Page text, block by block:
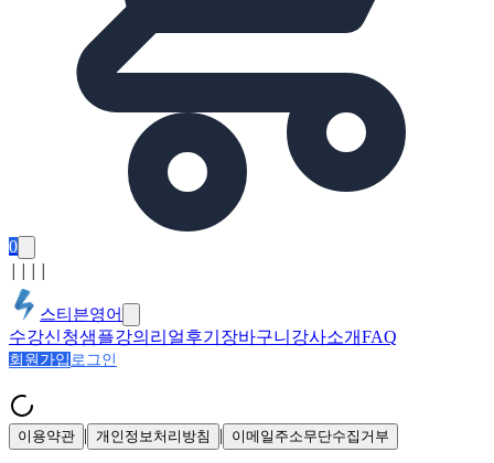
0
스티븐영어
수강신청샘플강의 리얼후기 장바구니 강사소개FAQ
회원가입 로그인
이용약관 | 개인정보처리방침 | 이메일주소무단수집거부